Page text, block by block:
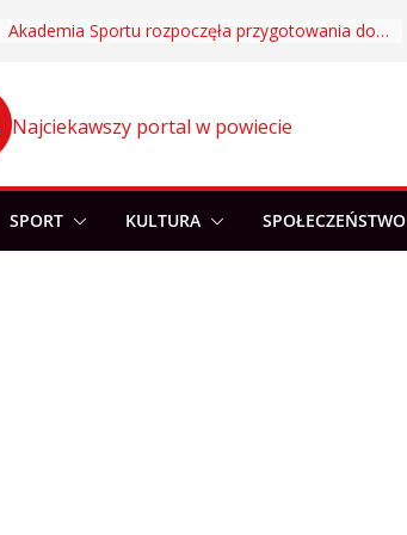
Akademia Sportu rozpoczęła przygotowania do nowego sezonu
Najciekawszy portal w powiecie
SPORT KULTURA SPOŁECZEŃSTWO